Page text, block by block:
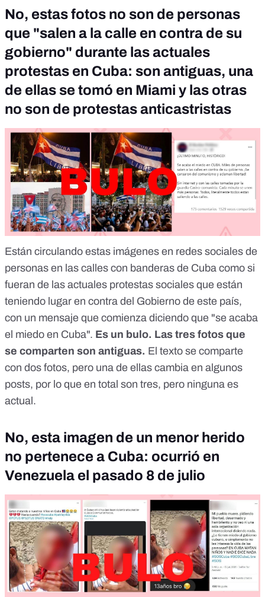
No, estas fotos no son de personas
que "salen a la calle en contra de su
gobierno" durante las actuales
protestas en Cuba: son antiguas, una
de ellas se tomó en Miami y las otras
no son de protestas anticastristas
Están circulando estas imágenes en redes sociales de
personas en las calles con banderas de Cuba como si
fueran de las actuales protestas sociales que están
teniendo lugar en contra del Gobierno de este país,
con un mensaje que comienza diciendo que "se acaba
el miedo en Cuba". Es un bulo. Las tres fotos que
se comparten son antiguas. El texto se comparte
con dos fotos, pero una de ellas cambia en algunos
posts, por lo que en total son tres, pero ninguna es
actual.
No, esta imagen de un menor herido
no pertenece a Cuba: ocurrió en
Venezuela el pasado 8 de julio